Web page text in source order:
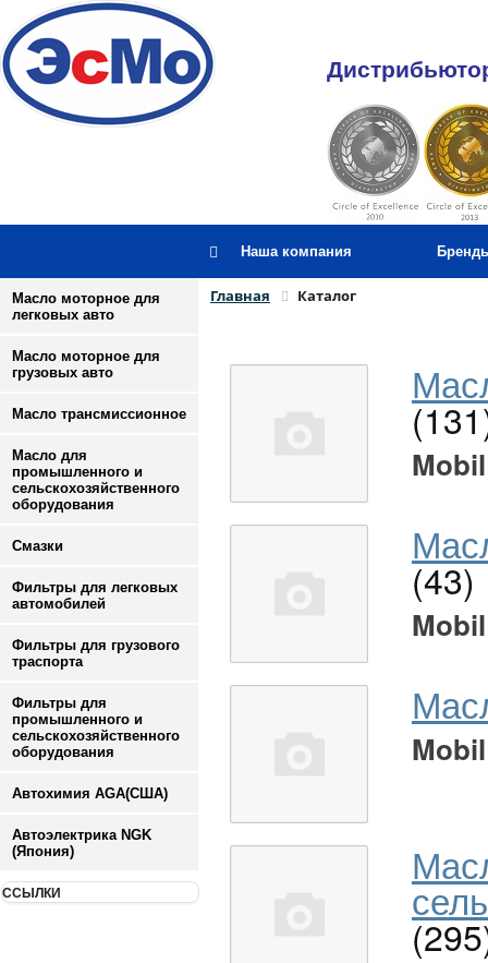
Наша компания
Масло моторное для
легковых авто
Масло моторное для
грузовых авто
Масло трансмиссионное
Масло для
промышленного и
сельскохозяйственного
оборудования
Смазки
Фильтры для легковых
автомобилей
Фильтры для грузового
траспорта
Фильтры для
промышленного и
сельскохозяйственного
оборудования
Автохимия AGA(США)
Автоэлектрика NGK
(Япония)
ССЫЛКИ
Главная Каталог
Mobil
(43)
Mobil
Mobil